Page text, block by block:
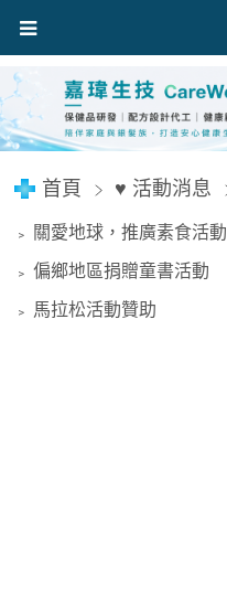
首頁 ♥ 活動消息
﹥ 關愛地球，推廣素食活動
﹥ 偏鄉地區捐贈童書活動
﹥ 馬拉松活動贊助